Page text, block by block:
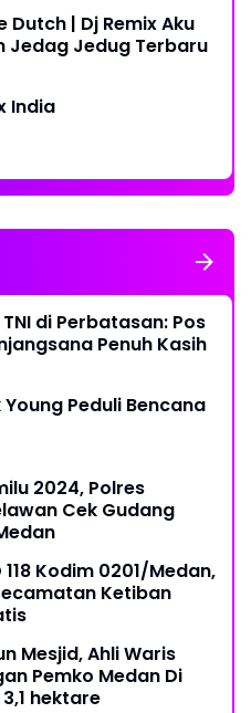
Dutch | Dj Remix Aku
Jedag Jedug Terbaru
India
di Perbatasan: Pos
Penuh Kasih
Peduli Bencana
2024, Polres
Cek Gudang
118 Kodim 0201/Medan,
Ketiban
Ahli Waris
Pemko Medan Di
hektare